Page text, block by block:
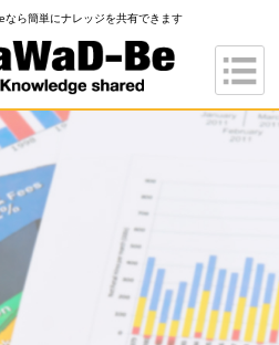
なら簡単にナレッジを共有できます